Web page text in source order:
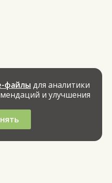
файлы для аналитики
и улучшения